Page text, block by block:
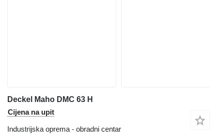
Deckel Maho DMC 63 H
Cijena na upit
Industrijska oprema - obradni centar